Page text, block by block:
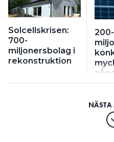
Solcellskrisen:
700-
miljonersbolag i
rekonstruktion
200-